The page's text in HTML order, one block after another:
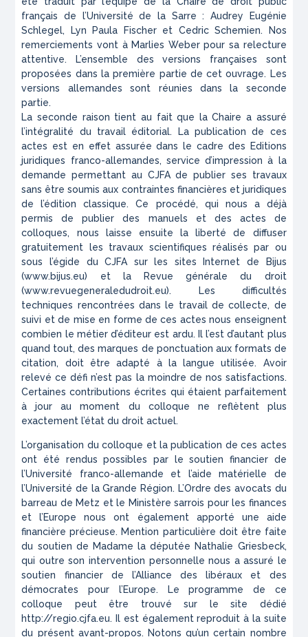
français de l’Université de la Sarre : Audrey Eugénie
Schlegel, Lyn Paula Fischer et Cedric Schemien. Nos
remerciements vont à Marlies Weber pour sa relecture
attentive. L’ensemble des versions françaises sont
proposées dans la première partie de cet ouvrage. Les
versions allemandes sont réunies dans la seconde
partie.
La seconde raison tient au fait que la Chaire a assuré
l’intégralité du travail éditorial. La publication de ces
actes est en effet assurée dans le cadre des Editions
juridiques franco-allemandes, service d’impression à la
demande permettant au CJFA de publier ses travaux
sans être soumis aux contraintes financières et juridiques
de l’édition classique. Ce procédé, qui nous a déjà
permis de publier des manuels et des actes de
colloques, nous laisse ensuite la liberté de diffuser
gratuitement les travaux scientifiques réalisés par ou
sous l’égide du CJFA sur les sites Internet de Bijus
(www.bijus.eu) et la Revue générale du droit
(www.revuegeneraledudroit.eu). Les difficultés
techniques rencontrées dans le travail de collecte, de
suivi et de mise en forme de ces actes nous enseignent
combien le métier d’éditeur est ardu. Il l’est d’autant plus
quand tout, des marques de ponctuation aux formats de
citation, doit être adapté à la langue utilisée. Avoir
relevé ce défi n’est pas la moindre de nos satisfactions.
Certaines contributions écrites qui étaient parfaitement
à jour au moment du colloque ne reflètent plus
exactement l’état du droit actuel.
L’organisation du colloque et la publication de ces actes
ont été rendus possibles par le soutien financier de
l’Université franco-allemande et l’aide matérielle de
l’Université de la Grande Région. L’Ordre des avocats du
barreau de Metz et le Ministère sarrois pour les finances
et l’Europe nous ont également apporté une aide
financière précieuse. Mention particulière doit être faite
du soutien de Madame la députée Nathalie Griesbeck,
qui outre son intervention personnelle nous a assuré le
soutien financier de l’Alliance des libéraux et des
démocrates pour l’Europe. Le programme de ce
colloque peut être trouvé sur le site dédié
http://regio.cjfa.eu. Il est également reproduit à la suite
du présent avant-propos. Notons qu’un certain nombre